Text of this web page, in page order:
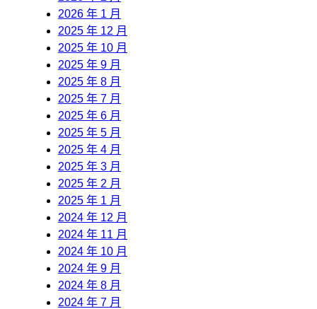
2026 年 1 月
2025 年 12 月
2025 年 10 月
2025 年 9 月
2025 年 8 月
2025 年 7 月
2025 年 6 月
2025 年 5 月
2025 年 4 月
2025 年 3 月
2025 年 2 月
2025 年 1 月
2024 年 12 月
2024 年 11 月
2024 年 10 月
2024 年 9 月
2024 年 8 月
2024 年 7 月